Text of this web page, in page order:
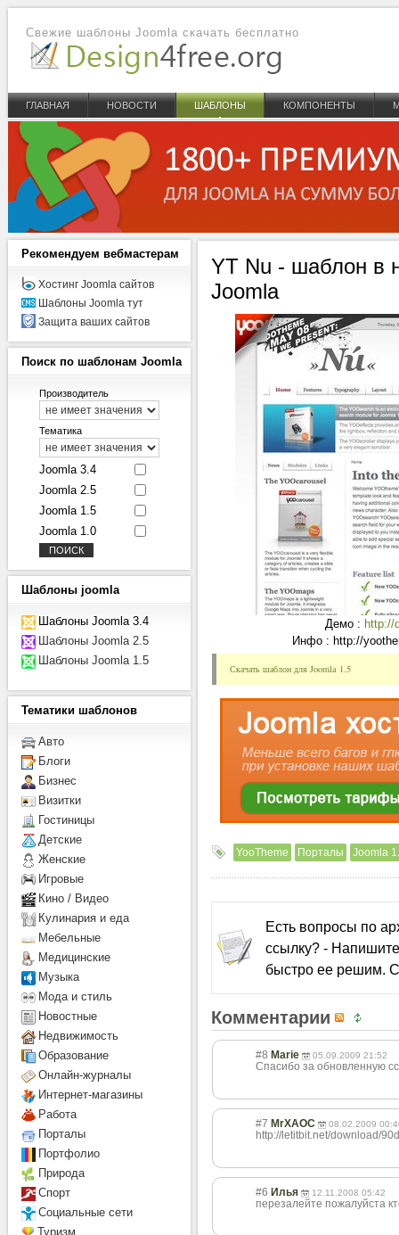
Свежие шаблоны Joomla скачать бесплатно
ГЛАВНАЯ НОВОСТИ ШАБЛОНЫ КОМПОНЕНТЫ
YT Nu - шаблон в
Joomla
Демо : http://
Инфо : http://
Скачать шаблон для Joomla 1.5
YooTheme Порталы Joomla
Есть вопросы по
ссылку? -
быстро ее решим.
Комментарии
#8 Marie 05.09.2009 21:52
Спасибо за обновленную
#7 MrXAOC 08.02.2009
http://letitbit.net/download/
#6 Илья 12.11.2008 05:42
перезалейте пожалуйста
Рекомендуем вебмастерам
Хостинг Joomla сайтов
Шаблоны Joomla тут
Защита ваших сайтов
Поиск по шаблонам Joomla
Производитель
Тематика
Joomla 3.4
Joomla 2.5
Joomla 1.5
Joomla 1.0
Шаблоны joomla
Шаблоны Joomla 3.4
Шаблоны Joomla 2.5
Шаблоны Joomla 1.5
Тематики шаблонов
Авто
Блоги
Бизнес
Визитки
Гостиницы
Детcкие
Женские
Игровые
Кино / Видео
Кулинария и еда
Мебельные
Медицинские
Музыка
Мода и стиль
Новостные
Недвижимость
Образование
Онлайн-журналы
Интернет-магазины
Работа
Порталы
Портфолио
Природа
Спорт
Социальные сети
Туризм